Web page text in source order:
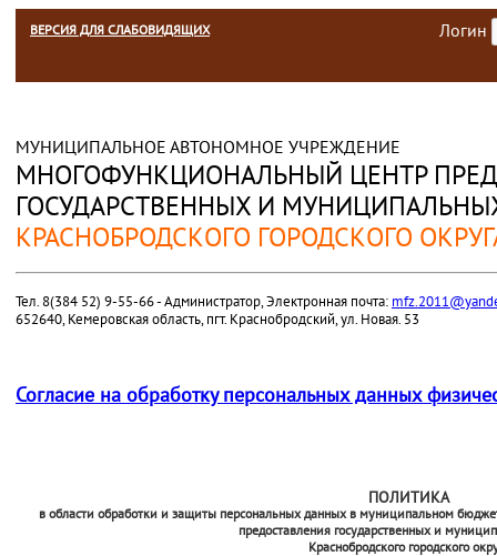
Логин
ВЕРСИЯ ДЛЯ СЛАБОВИДЯЩИХ
МУНИЦИПАЛЬНОЕ АВТОНОМНОЕ УЧРЕЖДЕНИЕ
МНОГОФУНКЦИОНАЛЬНЫЙ ЦЕНТР
ГОСУДАРСТВЕННЫХ И
КРАСНОБРОДСКОГО ГОРОДСКОГО
Тел. 8(384 52) 9-55-66 - Администратор, Электронная почта:
652640, Кемеровская область, пгт. Краснобродский, ул. Новая. 53
Согласие на обработку персональных данных
ПОЛИТИКА
в области обработки и защиты персональных данных в муниципальном
предоставления государственных и
Краснобродского городского